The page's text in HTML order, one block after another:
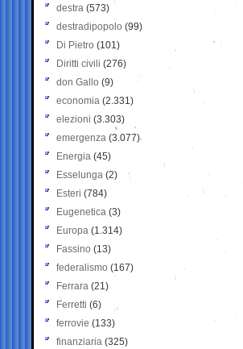
destra (573)
destradipopolo (99)
Di Pietro (101)
Diritti civili (276)
don Gallo (9)
economia (2.331)
elezioni (3.303)
emergenza (3.077)
Energia (45)
Esselunga (2)
Esteri (784)
Eugenetica (3)
Europa (1.314)
Fassino (13)
federalismo (167)
Ferrara (21)
Ferretti (6)
ferrovie (133)
finanziaria (325)